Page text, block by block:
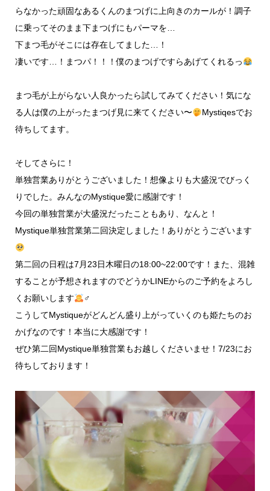
らなかった頑固なあるくんのまつげに上向きのカールが！調子
に乗ってそのまま下まつげにもパーマを…
下まつ毛がそこには存在してました…！
凄いです…！まつパ！！！僕のまつげですらあげてくれるっ
まつ毛が上がらない人良かったら試してみてください！気にな
る人は僕の上がったまつげ見に来てください〜
Mystiqesでお
待ちしてます。
そしてさらに！
単独営業ありがとうございました！想像よりも大盛況でびっく
りでした。みんなのMystique愛に感謝です！
今回の単独営業が大盛況だったこともあり、なんと！
Mystique単独営業第二回決定しました！ありがとうございます
第二回の日程は7月23日木曜日の18:00~22:00です！また、混雑
することが予想されますのでどうかLINEからのご予約をよろし
くお願いします
‍♂
こうしてMystiqueがどんどん盛り上がっていくのも姫たちのお
かげなのです！本当に大感謝です！
ぜひ第二回Mystique単独営業もお越しくださいませ！7/23にお
待ちしております！